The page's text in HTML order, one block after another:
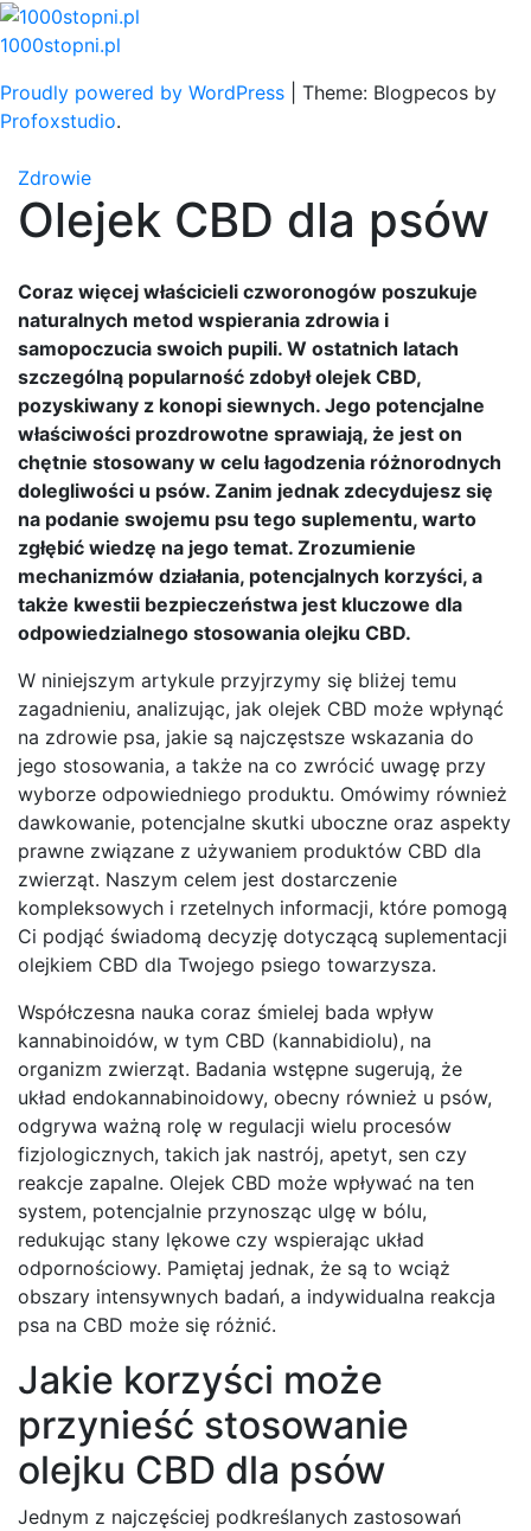
Skip
to
1000stopni.pl
Proudly powered by WordPress
Theme: Blogpecos by
Profoxstudio.
Zdrowie
Olejek CBD dla psów
Coraz więcej właścicieli czworonogów poszukuje
naturalnych metod wspierania zdrowia i
samopoczucia swoich pupili. W ostatnich latach
szczególną popularność zdobył olejek CBD,
pozyskiwany z konopi siewnych. Jego potencjalne
właściwości prozdrowotne sprawiają, że jest on
chętnie stosowany w celu łagodzenia różnorodnych
dolegliwości u psów. Zanim jednak zdecydujesz się
na podanie swojemu psu tego suplementu, warto
zgłębić wiedzę na jego temat. Zrozumienie
mechanizmów działania, potencjalnych korzyści, a
także kwestii bezpieczeństwa jest kluczowe dla
odpowiedzialnego stosowania olejku CBD.
W niniejszym artykule przyjrzymy się bliżej temu
zagadnieniu, analizując, jak olejek CBD może wpłynąć
na zdrowie psa, jakie są najczęstsze wskazania do
jego stosowania, a także na co zwrócić uwagę przy
wyborze odpowiedniego produktu. Omówimy również
dawkowanie, potencjalne skutki uboczne oraz aspekty
prawne związane z używaniem produktów CBD dla
zwierząt. Naszym celem jest dostarczenie
kompleksowych i rzetelnych informacji, które pomogą
Ci podjąć świadomą decyzję dotyczącą suplementacji
olejkiem CBD dla Twojego psiego towarzysza.
Współczesna nauka coraz śmielej bada wpływ
kannabinoidów, w tym CBD (kannabidiolu), na
organizm zwierząt. Badania wstępne sugerują, że
układ endokannabinoidowy, obecny również u psów,
odgrywa ważną rolę w regulacji wielu procesów
fizjologicznych, takich jak nastrój, apetyt, sen czy
reakcje zapalne. Olejek CBD może wpływać na ten
system, potencjalnie przynosząc ulgę w bólu,
redukując stany lękowe czy wspierając układ
odpornościowy. Pamiętaj jednak, że są to wciąż
obszary intensywnych badań, a indywidualna reakcja
psa na CBD może się różnić.
Jakie korzyści może
przynieść stosowanie
olejku CBD dla psów
Jednym z najczęściej podkreślanych zastosowań